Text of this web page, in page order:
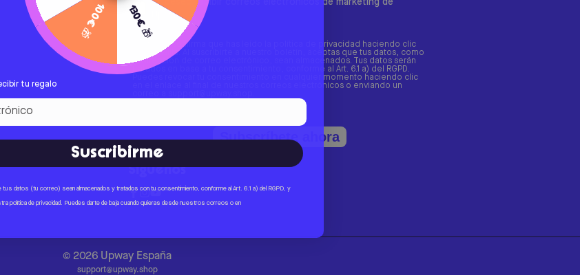
Sí, deseo recibir correos electrónicos de marketing de
Upway.
Por favor, confirma que has leído la política de privacidad haciendo clic
en la casilla. Al suscribirte a nuestro boletín, aceptas que tus datos, como
la dirección de correo electrónico, sean almacenados. Tus datos serán
tratados en base a tu consentimiento, conforme al Art. 6.1 a) del RGPD.
Puedes revocar tu consentimiento en cualquier momento haciendo clic
en el enlace al final de nuestros correos electrónicos o enviando un
Subscríbete ahora
Síguenos
© 2026 Upway España
support@upway.shop
130€ 🎁
100€ 🎁
tu regalo
Suscribirme
datos (tu correo) sean almacenados y tratados con tu consentimiento, conforme al Art. 6.1 a) del RGPD, y
política de privacidad. Puedes darte de baja cuando quieras desde nuestros correos o en